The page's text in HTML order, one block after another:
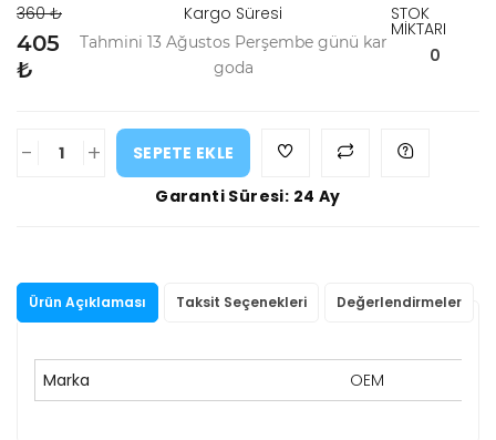
360 ₺
405
₺
Kargo Süresi
Tahmini 13 Ağustos Perşembe günü kar
goda
STOK
MİKTARI
0
- +
SEPETE EKLE
Garanti Süresi: 24 Ay
Ürün Açıklaması Taksit Seçenekleri Değerlendirmeler
Marka OEM